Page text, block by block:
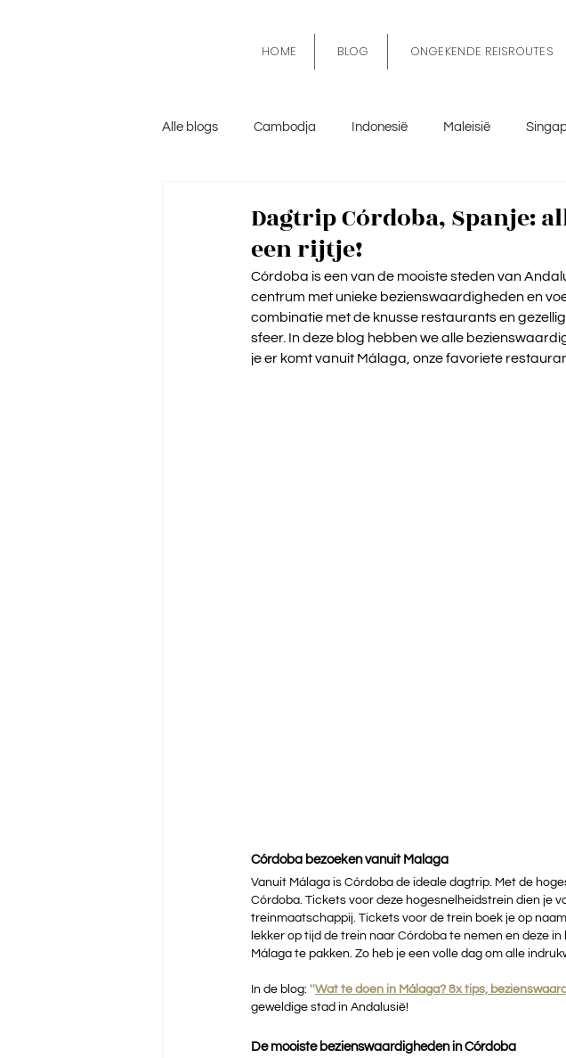
HOME BLOG ONGEKENDE REISROUTES
Alle blogs Cambodja Indonesië Maleisië
Dagtrip Córdoba, Spanje:
een rijtje!
Córdoba is een van de mooiste steden van
centrum met unieke bezienswaardigheden en
combinatie met de knusse restaurants en
sfeer. In deze blog hebben we alle
je er komt vanuit Málaga, onze favoriete
Córdoba bezoeken vanuit Malaga
Vanuit Málaga is Córdoba de ideale dagtrip. Met de
Córdoba. Tickets voor deze hogesnelheidstrein dien je
treinmaatschappij. Tickets voor de trein boek je op
lekker op tijd de trein naar Córdoba te nemen en deze
Málaga te pakken. Zo heb je een volle dag om alle
In de blog: ''Wat te doen in Málaga? 8x tips,
geweldige stad in Andalusië!
De mooiste bezienswaardigheden in Córdoba